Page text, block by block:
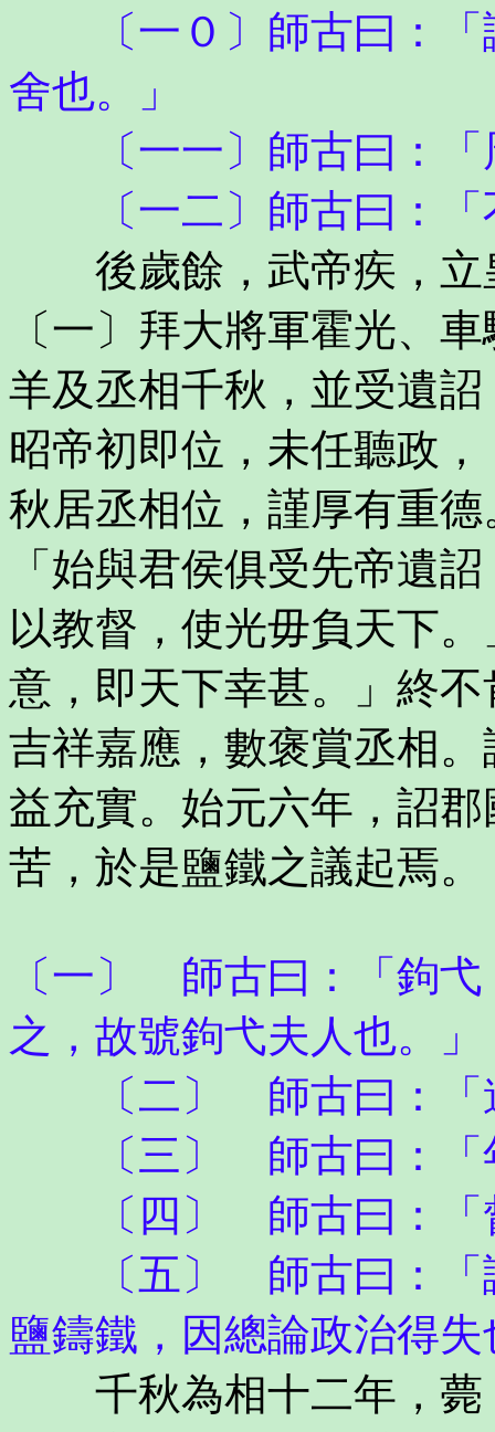
〔一０〕師古曰：「
舍也。」
〔一一〕師古曰：「
〔一二〕師古曰：「
後歲餘，武帝疾，立
〔一〕拜大將軍霍光、
羊及丞相千秋，並受遺
昭帝初即位，未任聽政
秋居丞相位，謹厚有重
「始與君侯俱受先帝遺
以教督，使光毋負天下
意，即天下幸甚。」終
吉祥嘉應，數褒賞丞相
益充實。始元六年，詔
苦，於是鹽鐵之議起焉。
〔一〕 師古曰：「鉤
之，故號鉤弋夫人也。」
〔二〕 師古曰：「
〔三〕 師古曰：「
〔四〕 師古曰：「
〔五〕 師古曰：「議
鹽鑄鐵，因總論政治得
千秋為相十二年，薨